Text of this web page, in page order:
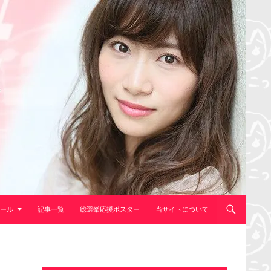
ル 記事一覧 総選挙応援ポスター 当サイトについて